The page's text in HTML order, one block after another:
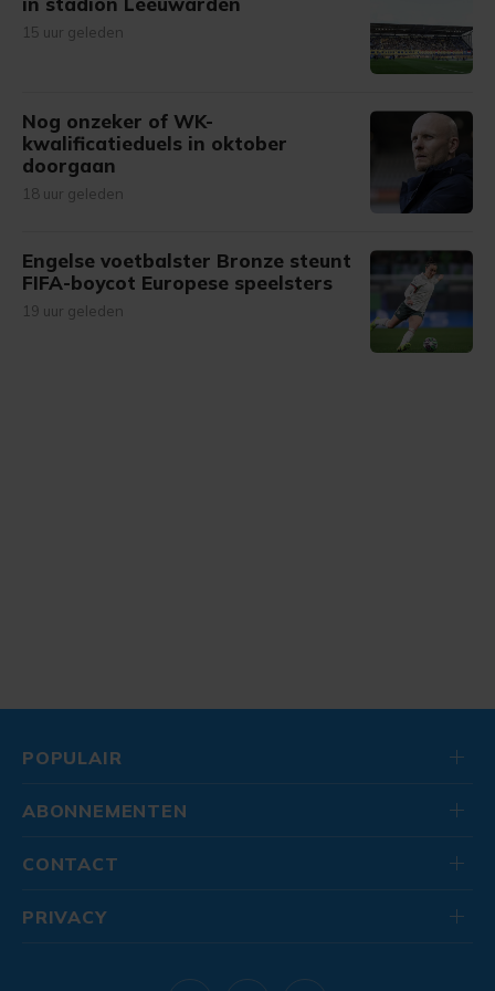
15 uur geleden
Nog onzeker of WK-
kwalificatieduels in oktober
doorgaan
18 uur geleden
Engelse voetbalster Bronze steunt
FIFA-boycot Europese speelsters
19 uur geleden
POPULAIR
ABONNEMENTEN
CONTACT
PRIVACY